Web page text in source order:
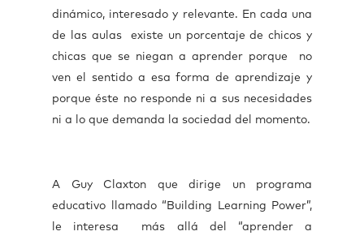
dinámico, interesado y relevante. En cada una
de las aulas existe un porcentaje de chicos y
chicas que se niegan a aprender porque no
ven el sentido a esa forma de aprendizaje y
porque éste no responde ni a sus necesidades
ni a lo que demanda la sociedad del momento.
A Guy Claxton que dirige un programa
educativo llamado “Building Learning Power”,
le interesa más allá del “aprender a